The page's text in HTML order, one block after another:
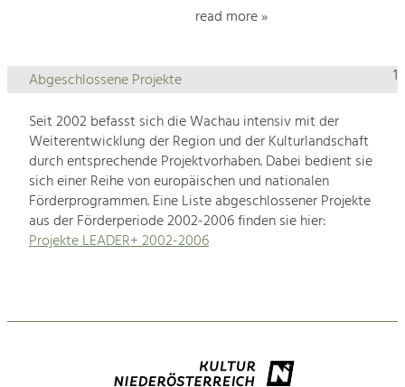
read more »
1
Abgeschlossene Projekte
Seit 2002 befasst sich die Wachau intensiv mit der
Weiterentwicklung der Region und der Kulturlandschaft
durch entsprechende Projektvorhaben. Dabei bedient sie
sich einer Reihe von europäischen und nationalen
Förderprogrammen. Eine Liste abgeschlossener Projekte
aus der Förderperiode 2002-2006 finden sie hier:
Projekte LEADER+ 2002-2006